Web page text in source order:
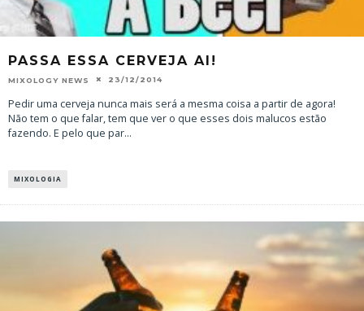
PASSA ESSA CERVEJA AI!
MIXOLOGY NEWS 23/12/2014
Pedir uma cerveja nunca mais será a mesma coisa a partir de agora!
Não tem o que falar, tem que ver o que esses dois malucos estão
fazendo. E pelo que par...
MIXOLOGIA